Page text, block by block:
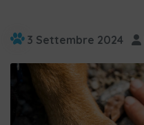
3 Settembre 2024